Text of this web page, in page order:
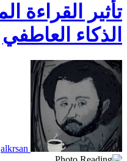
تأثير القراءة
الذكاء العاطفي
alkrsan